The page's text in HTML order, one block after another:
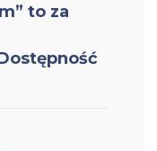
to za